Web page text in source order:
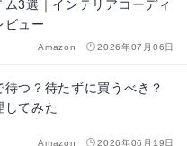
3選｜インテリアコーディ
ビュー
Amazon 2026年07月06日
つ？待たずに買うべき？
してみた
Amazon 2026年06月19日